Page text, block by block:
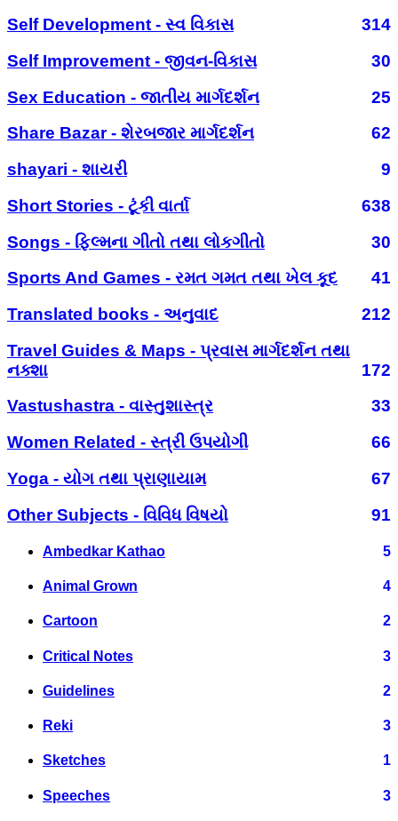
Self Development - સ્વ વિકાસ
314
Self Improvement - જીવન-વિકાસ
30
Sex Education - જાતીય માર્ગદર્શન
25
Share Bazar - શેરબજાર માર્ગદર્શન
62
shayari - શાયરી
9
Short Stories - ટૂંકી વાર્તા
638
Songs - ફિલ્મના ગીતો તથા લોકગીતો
30
Sports And Games - રમત ગમત તથા ખેલ કૂદ
41
Translated books - અનુવાદ
212
Travel Guides & Maps - પ્રવાસ માર્ગદર્શન તથા
નક્શા
172
Vastushastra - વાસ્તુશાસ્ત્ર
33
Women Related - સ્ત્રી ઉપયોગી
66
Yoga - યોગ તથા પ્રાણાયામ
67
Other Subjects - વિવિધ વિષયો
91
Ambedkar Kathao 5
Animal Grown 4
Cartoon 2
Critical Notes 3
Guidelines 2
Reki 3
Sketches 1
Speeches 3